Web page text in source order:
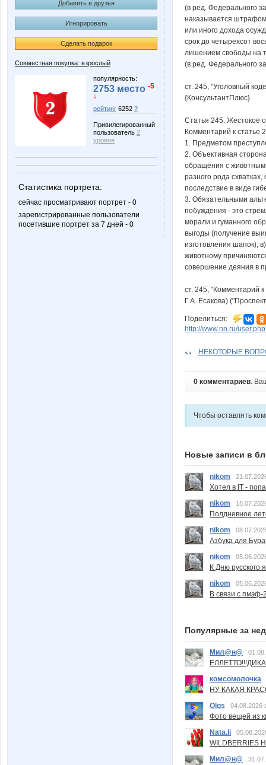
Добавить в друзья
Игнорировать
Сделать подарок
Совместная покупка: взрослый
популярность:
2753 место -5
↓
рейтинг 6252 ?
Привилегированный
пользователь 2
уровня
Статистика портрета:
сейчас просматривают портрет - 0
зарегистрированные пользователи
посетившие портрет за 7 дней - 0
(в ред. Федерального
наказывается
или иного дохода
срок до четырехсот
лишением свободы на
(в ред. Федерального
ст. 245, "Уголовный
{КонсультантПлюс}
Статья 245. Жестокое
Комментарий к статье
1. Предметом
2. Объективная
обращения с
разного рода
последствие в виде
3. Обязательными
побуждения - это
морали и гуманного
выгоды (получение
изготовления шапок);
животному
совершение деяния в
ст. 245, "Комментарий
Г.А. Есакова)
Поделиться:
http://www.nn.ru/
НЕКОТОРЫЕ
0 комментариев.
Чтобы оставлять
Новые записи в
nikom
Хотел в IT -
nikom
Полдневное
nikom
Азбука для
nikom
К Дню русского
nikom
В связи с пмэф-
Популярные за
Мил@н@
комсомолочка
НУ КАКАЯ
Olgs
04.08.2026
Фото вещей из
Nata.li
Мил@н@